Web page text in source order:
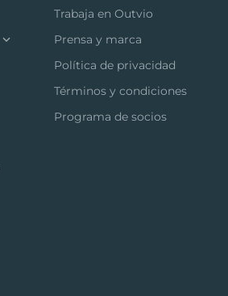
Trabaja en Outvio
Prensa y marca
Política de privacidad
Términos y condiciones
Programa de socios